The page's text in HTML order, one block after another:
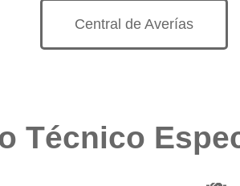
Central de Averías
Técnico